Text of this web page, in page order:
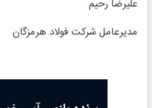
علیرضا رحیم
مدیرعامل شرکت فولاد هرمزگان